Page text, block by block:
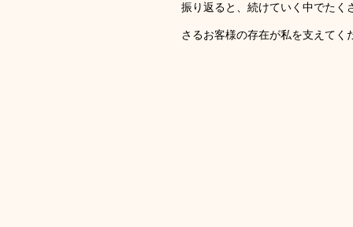
振り返ると、続けていく中でたく
さるお客様の存在が私を支えて